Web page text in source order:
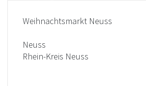
Weihnachtsmarkt Neuss
Neuss
Rhein-Kreis Neuss